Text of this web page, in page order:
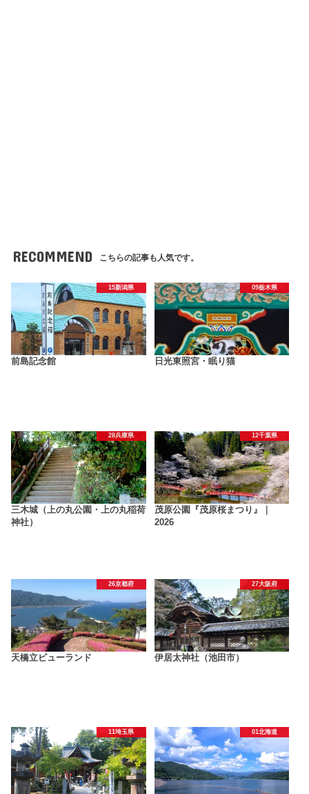
RECOMMEND こちらの記事も人気です。
15新潟県
前島記念館
09栃木県
日光東照宮・眠り猫
28兵庫県
三木城（上の丸公園・上の丸稲荷
神社）
12千葉県
茂原公園『茂原桜まつり』｜
2026
26京都府
天橋立ビューランド
27大阪府
伊居太神社（池田市）
11埼玉県 01北海道